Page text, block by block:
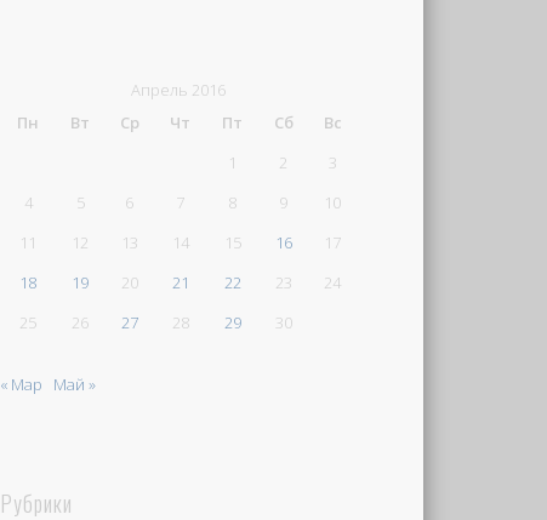
Апрель 2016
Пн
Вт Ср Чт Пт Сб
Вс
1
2
3
4
5 6 7 8 9
10
11
12 13 14 15 16
17
18
19 20 21 22 23
24
25
26 27 28 29 30
« Мар Май »
Рубрики